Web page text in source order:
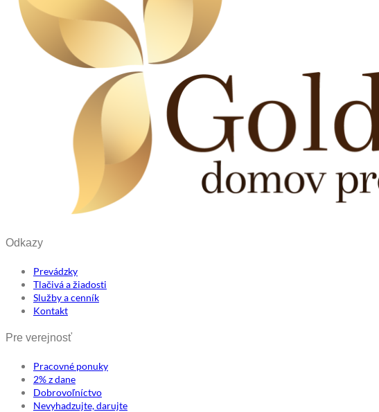
Odkazy
Prevádzky
Tlačivá a žiadosti
Služby a cenník
Kontakt
Pre verejnosť
Pracovné ponuky
2% z dane
Dobrovoľníctvo
Nevyhadzujte, darujte